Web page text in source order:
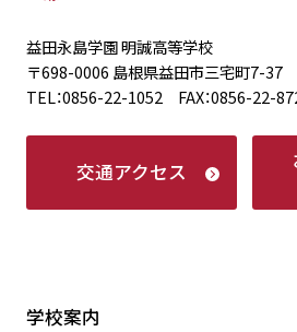
益田永島学園 明誠高等学校
〒698-0006 島根県益田市三宅町7-37
TEL：0856-22-1052 FAX：0856-22-
交通アクセス
学校案内